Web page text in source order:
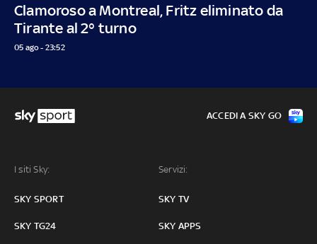
Clamoroso a Montreal, Fritz eliminato da
Tirante al 2° turno
05 ago - 23:52
I siti Sky:
SKY SPORT
SKY TG24
Servizi:
SKY TV
SKY APPS
ACCEDI A SKY GO